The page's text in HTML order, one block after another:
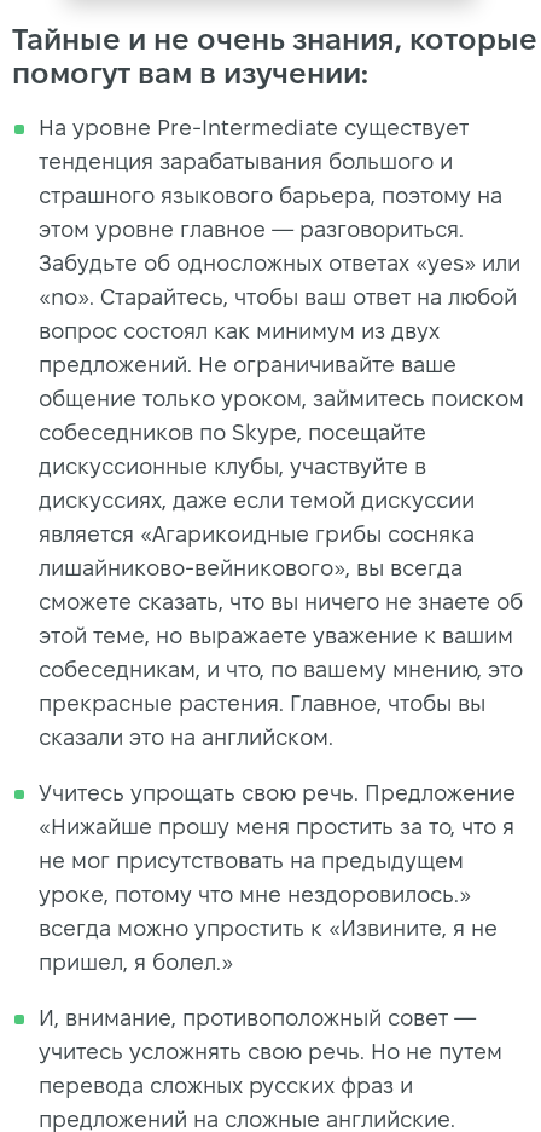
Тайные и не очень знания, которые
помогут вам в изучении:
На уровне Pre-Intermediate существует
тенденция зарабатывания большого и
страшного языкового барьера, поэтому на
этом уровне главное — разговориться.
Забудьте об односложных ответах «yes» или
«no». Старайтесь, чтобы ваш ответ на любой
вопрос состоял как минимум из двух
предложений. Не ограничивайте ваше
общение только уроком, займитесь поиском
собеседников по Skype, посещайте
дискуссионные клубы, участвуйте в
дискуссиях, даже если темой дискуссии
является «Агарикоидные грибы сосняка
лишайниково-вейникового», вы всегда
сможете сказать, что вы ничего не знаете об
этой теме, но выражаете уважение к вашим
собеседникам, и что, по вашему мнению, это
прекрасные растения. Главное, чтобы вы
сказали это на английском.
Учитесь упрощать свою речь. Предложение
«Нижайше прошу меня простить за то, что я
не мог присутствовать на предыдущем
уроке, потому что мне нездоровилось.»
всегда можно упростить к «Извините, я не
пришел, я болел.»
И, внимание, противоположный совет —
учитесь усложнять свою речь. Но не путем
перевода сложных русских фраз и
предложений на сложные английские.